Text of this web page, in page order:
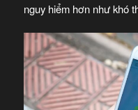
nguy hiểm hơn như khó